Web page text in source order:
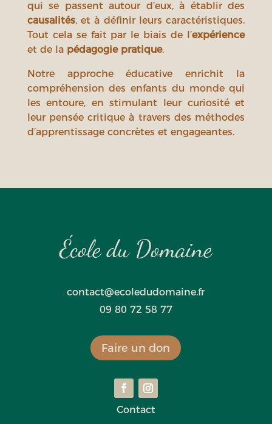
qui se passent autour d’eux, à établir des
causalités, et à définir leurs caractéristiques.
Tout cela se fait par le biais de l’expérience
et de la pédagogie pratique.
Notre approche éducative enrichit la
compréhension des enfants du monde qui
les entoure, en stimulant leur curiosité et
leur pensée critique à travers des méthodes
d’apprentissage concrètes et engageantes.
Contact
École du Domaine
contact@ecoledudomaine.fr
09 80 72 58 77
Faire un don